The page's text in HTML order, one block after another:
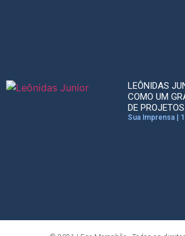
LEÔNIDAS
COMO UM
DE
Sua Imprensa